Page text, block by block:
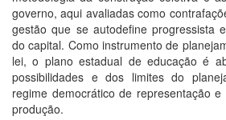
governo, aqui avaliadas como
gestão que se autodefine progressista
do capital. Como instrumento de
lei, o plano estadual de educação é
possibilidades e dos limites do
regime democrático de representação
produção.